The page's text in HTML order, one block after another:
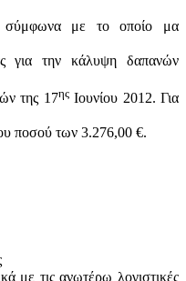
σύμφωνα με το οποίο μα
για την κάλυψη δαπανών
της 17ηςΙουνίου 2012. Για
ποσού των 3.276,00 €.
με τις ανωτέρω λογιστικές